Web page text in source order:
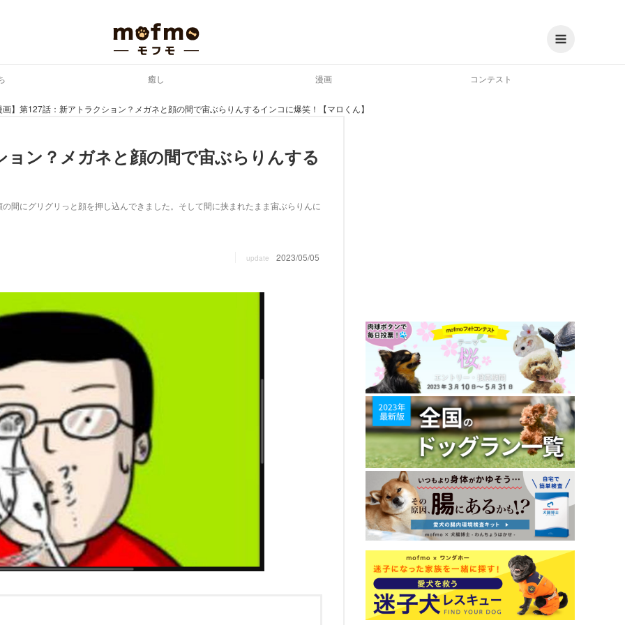
癒し 漫画 コンテスト
画】第127話：新アトラクション？メガネと顔の間で宙ぶらりんするインコに爆笑！【マロくん】
ン？メガネと顔の間で宙ぶらりんする
間にグリグリっと顔を押し込んできました。そして間に挟まれたまま宙ぶらりんに
update 2023/05/05